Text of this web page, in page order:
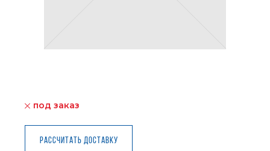
под заказ
Рассчитать доставку